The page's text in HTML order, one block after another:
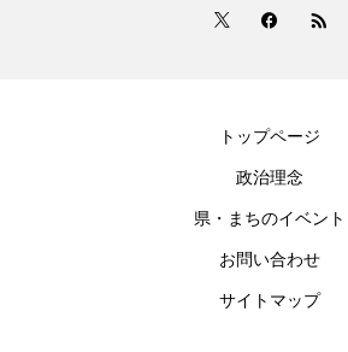
トップページ
政治理念
県・まちのイベント
お問い合わせ
サイトマップ